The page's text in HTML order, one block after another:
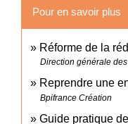
Pour en savoir plus
Réforme de la
Direction générale
Reprendre une
Bpifrance Création
Guide pratique